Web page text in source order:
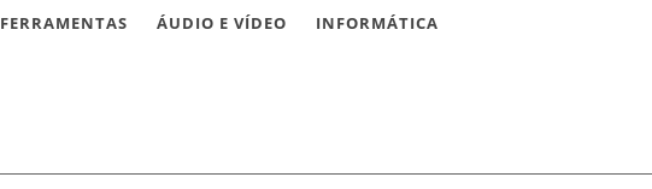
FERRAMENTAS ÁUDIO E VÍDEO INFORMÁTICA